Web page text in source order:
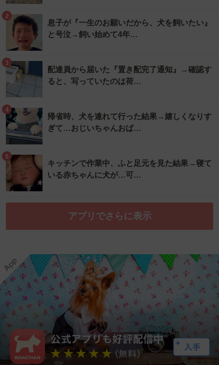
2
息子が『一生のお願いだから、犬を飼いたい』
と号泣→飼い始めて4年…
3
配達員から届いた『置き配完了通知』→確認す
ると、写っていたのは荷…
4
帰省時、犬を連れて行った結果→嬉しくなりす
ぎて…おじいちゃんおば…
5
キッチンで作業中、ふと足元を見た結果→寝て
いる赤ちゃんに犬が…可…
アプリでさらに表示